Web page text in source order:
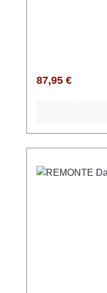
Regulärer Preis:
87,95 €